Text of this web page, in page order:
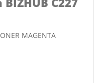
MAGENTA